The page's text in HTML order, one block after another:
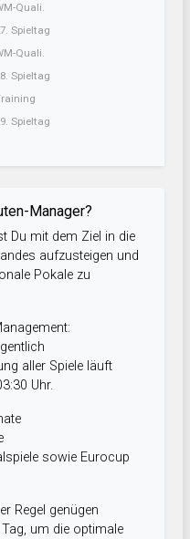
Quali.
Spieltag
Quali.
Spieltag
Spieltag
Manager?
Du mit dem Ziel in die
aufzusteigen und
Pokale zu
aller Spiele läuft
Uhr.
sowie Eurocup
Regel genügen
um die optimale